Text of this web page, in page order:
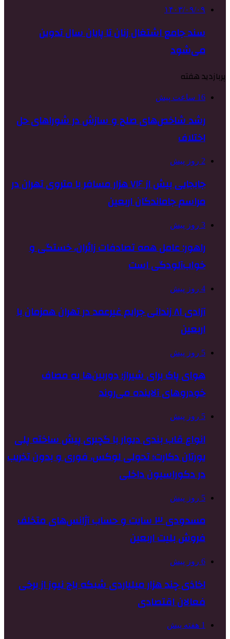
۱۴۰۳/۰۹/۰۹
سند جامع اشتغال زنان تا پایان سال تدوین
می‌شود
پربازدید هفته
16 ساعت پیش
رشد شاخص‌های صلح و سازش در شوراهای حل
اختلاف
2 روز پیش
جابجایی بیش از ۷۱۶ هزار مسافر با متروی تهران در
مراسم جاماندگان اربعین
3 روز پیش
راهور: عامل همه تصادفات زائران، خستگی و
خواب‌آلودگی است
4 روز پیش
آزادی ۸۱ زندانی جرایم غیرعمد در تهران همزمان با
اربعین
5 روز پیش
هوای پاک برای شیراز؛ دوربین‌ها به مصاف
خودروهای آلاینده می‌روند
5 روز پیش
انواع قاب بندی دیوار با گچبری پیش ساخته پلی
یورتان دکارت؛ تحولی لوکس، فوری و بدون تخریب
در دکوراسیون داخلی
5 روز پیش
مسدودی ۳ سایت و حساب آژانس‌های متخلف
فروش بلیت اربعین
6 روز پیش
اخاذی چند هزار میلیاردی شبکه باج نیوز از برخی
فعالان اقتصادی
1 هفته پیش